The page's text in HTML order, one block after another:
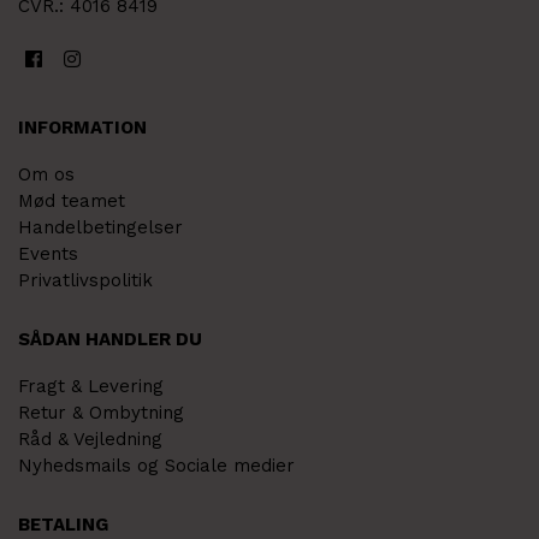
CVR.: 4016 8419
INFORMATION
Om os
Mød teamet
Handelbetingelser
Events
Privatlivspolitik
SÅDAN HANDLER DU
Fragt & Levering
Retur & Ombytning
Råd & Vejledning
Nyhedsmails og Sociale medier
BETALING